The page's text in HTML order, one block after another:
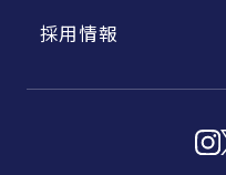
採用情報